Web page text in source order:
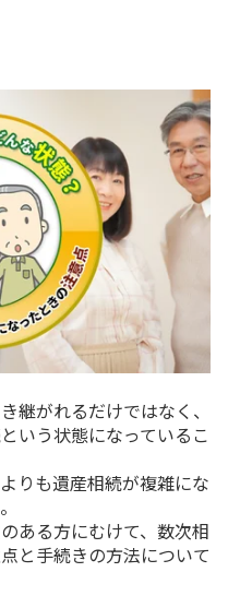
継がれるだけではなく、
いう状態になっているこ
りも遺産相続が複雑にな
ある方にむけて、数次相
と手続きの方法について